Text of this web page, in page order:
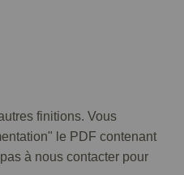
finitions. Vous
le PDF contenant
à nous contacter pour